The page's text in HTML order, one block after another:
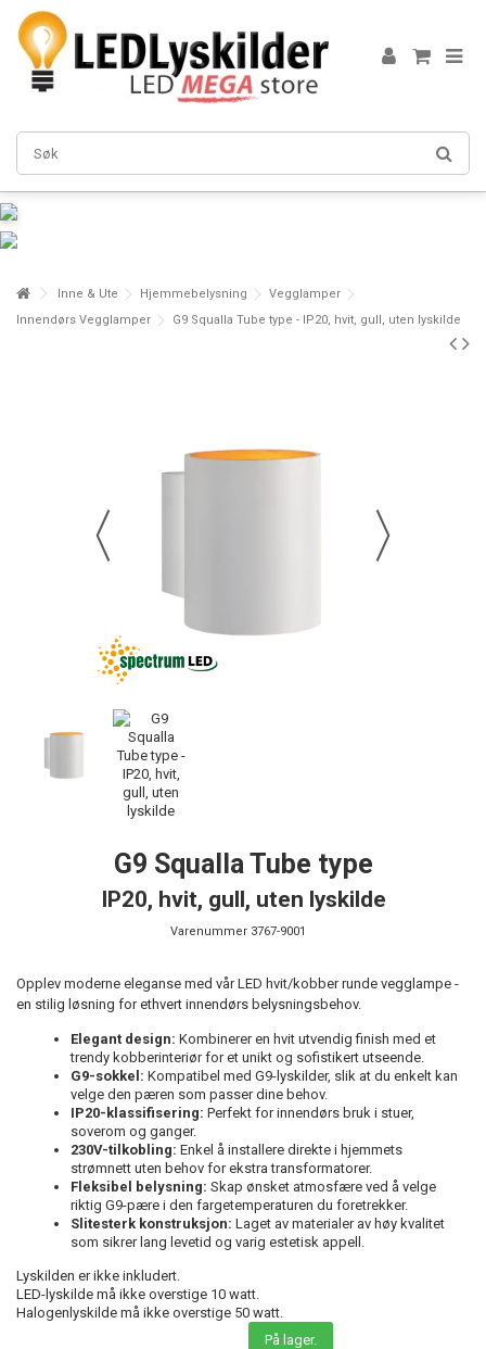
Inne & Ute Hjemmebelysning
Vegglamper
Innendørs Vegglamper
G9 Squalla Tube type - IP20, hvit, gull, uten lyskilde
G9 Squalla Tube type
IP20, hvit, gull, uten lyskilde
Varenummer 3767-9001
Opplev moderne eleganse med vår LED hvit/kobber runde vegglampe -
en stilig løsning for ethvert innendørs belysningsbehov.
Elegant design: Kombinerer en hvit utvendig finish med et
trendy kobberinteriør for et unikt og sofistikert utseende.
G9-sokkel: Kompatibel med G9-lyskilder, slik at du enkelt kan
velge den pæren som passer dine behov.
IP20-klassifisering: Perfekt for innendørs bruk i stuer,
soverom og ganger.
230V-tilkobling: Enkel å installere direkte i hjemmets
strømnett uten behov for ekstra transformatorer.
Fleksibel belysning: Skap ønsket atmosfære ved å velge
riktig G9-pære i den fargetemperaturen du foretrekker.
Slitesterk konstruksjon: Laget av materialer av høy kvalitet
som sikrer lang levetid og varig estetisk appell.
Lyskilden er ikke inkludert.
LED-lyskilde må ikke overstige 10 watt.
Halogenlyskilde må ikke overstige 50 watt.
På lager.